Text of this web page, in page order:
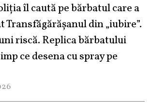
îl caută pe bărbatul care a
Transfăgărășanul din „iubire”.
riscă. Replica bărbatului
ce desena cu spray pe